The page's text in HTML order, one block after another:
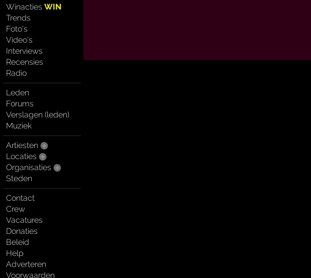
WinactiesWIN
Trends
Foto's
Video's
Interviews
Recensies
Radio
Leden
Forums
Verslagen (leden)
Muziek
Artiesten
Locaties
Organisaties
Steden
Contact
Crew
Vacatures
Donaties
Beleid
Help
Adverteren
Voorwaarden